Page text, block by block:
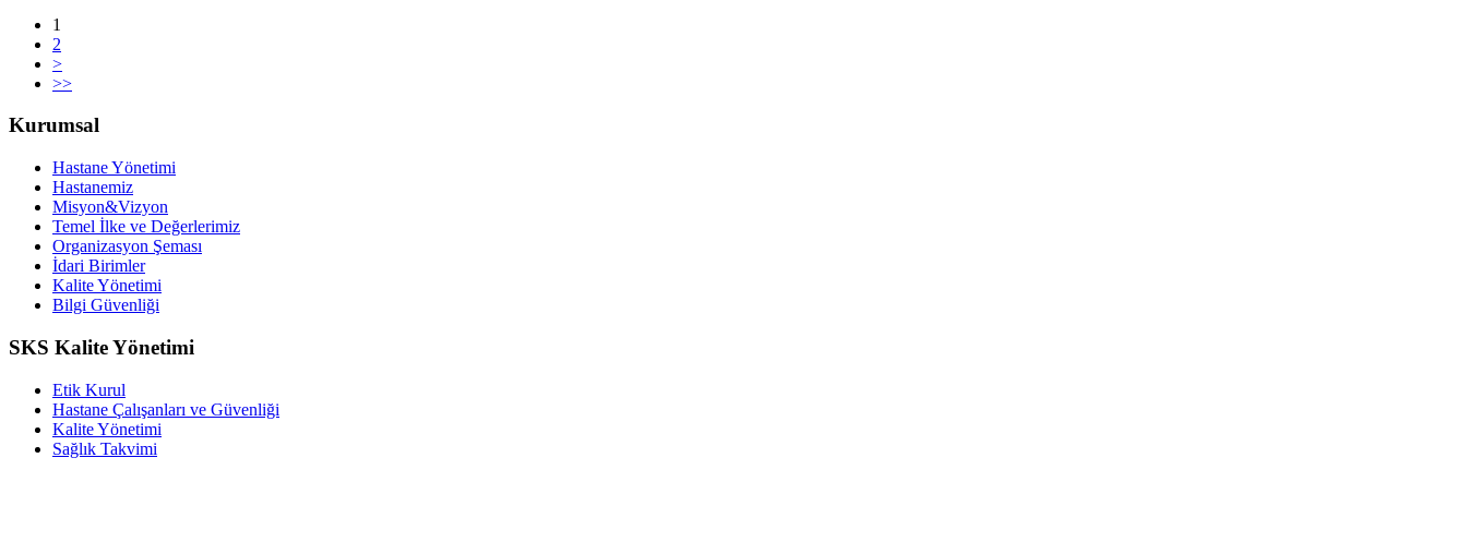
1
2
>
>>
Kurumsal
Hastane Yönetimi
Hastanemiz
Misyon&Vizyon
Temel İlke ve Değerlerimiz
Organizasyon Şeması
İdari Birimler
Kalite Yönetimi
Bilgi Güvenliği
SKS Kalite Yönetimi
Etik Kurul
Hastane Çalışanları ve Güvenliği
Kalite Yönetimi
Sağlık Takvimi